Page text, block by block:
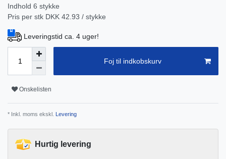
Indhold 6 stykke
Pris per stk DKK 42.93 / stykke
Leveringstid ca. 4 uger!
Foj til indkobskurv
Onskelisten
* Inkl. moms ekskl. Levering
Hurtig levering